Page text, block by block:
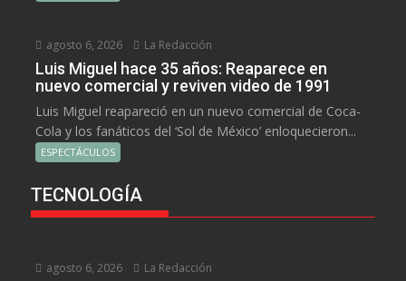
agosto 6, 2026 La Redacción
Luis Miguel hace 35 años: Reaparece en
nuevo comercial y reviven video de 1991
Luis Miguel reapareció en un nuevo comercial de Coca-
Cola y los fanáticos del ‘Sol de México’ enloquecieron...
ESPECTÁCULOS
TECNOLOGÍA
agosto 6, 2026 La Redacción